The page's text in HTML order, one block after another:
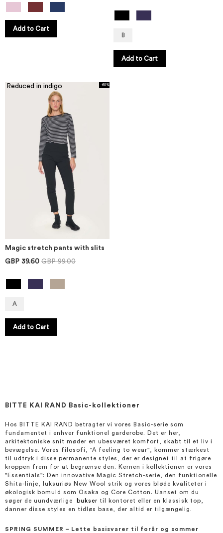
Add to Cart
B
Add to Cart
Reduced in indigo -60%
Magic stretch pants with slits
GBP 39.60 GBP 99.00
A
Add to Cart
BITTE KAI RAND Basic-kollektioner
Hos BITTE KAI RAND betragter vi vores Basic-serie som
fundamentet i enhver funktionel garderobe. Det er her,
arkitektoniske snit møder en ubesværet komfort, skabt til et liv i
bevægelse. Vores filosofi, "A feeling to wear", kommer stærkest
til udtryk i disse permanente styles, der er designet til at frigøre
kroppen frem for at begrænse den. Kernen i kollektionen er vores
"Essentials": Den innovative Magic Stretch-serie, den funktionelle
Shita-linje, luksuriøs New Wool strik og vores bløde kvaliteter i
økologisk bomuld som Osaka og Core Cotton. Uanset om du
søger de uundværlige
bukser til kontoret eller en klassisk top,
danner disse styles en tidløs base, der altid er tilgængelig.
SPRING SUMMER – Lette basisvarer til forår og sommer